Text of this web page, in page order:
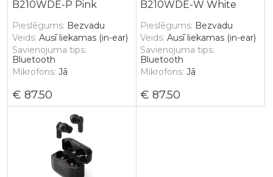
B210WDE-P Pink
Pieslēgums Bezvadu
Veids Ausī liekamas (in-ear)
Savienojuma tips
Bluetooth
Mikrofons Jā
87.50
B210WDE-W White
Pieslēgums Bezvadu
Veids Ausī liekamas (in-ear)
Savienojuma tips
Bluetooth
Mikrofons Jā
87.50